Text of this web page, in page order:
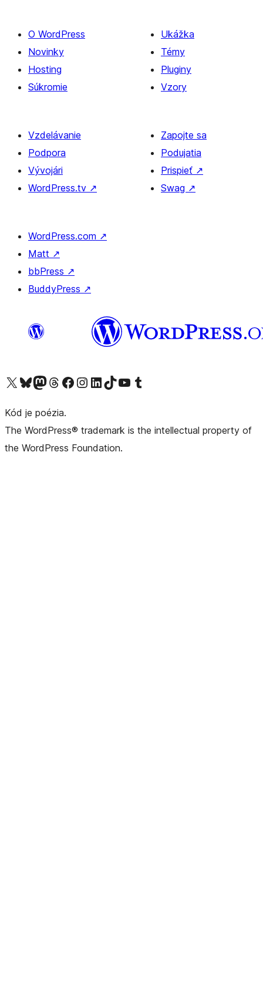
O WordPress
Novinky
Hosting
Súkromie
Ukážka
Témy
Pluginy
Vzory
Vzdelávanie
Podpora
Vývojári
WordPress.tv ↗
Zapojte sa
Podujatia
Prispieť ↗
Swag ↗
WordPress.com ↗
Matt ↗
bbPress ↗
BuddyPress ↗
Navštívte náš účet na X (predtým Twitter)
Navštívte náš účet na platforme Bluesky
Navštívte náš účet na Mastodone
Navštívte náš účet na platforme Threads
Navštívte našu stránku na Facebooku
Navštívte náš účet Instagram
Navštívte náš účet LinkedIn
Navštívte náš účet na platforme TikTok
Navštívte náš kanál YouTube
Navštívte náš účet na platforme Tumblr
Kód je poézia.
The WordPress® trademark is the intellectual property of
the WordPress Foundation.